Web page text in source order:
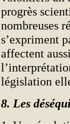
progrès
nombreuses
s’expriment
affectent
législation
8. Les